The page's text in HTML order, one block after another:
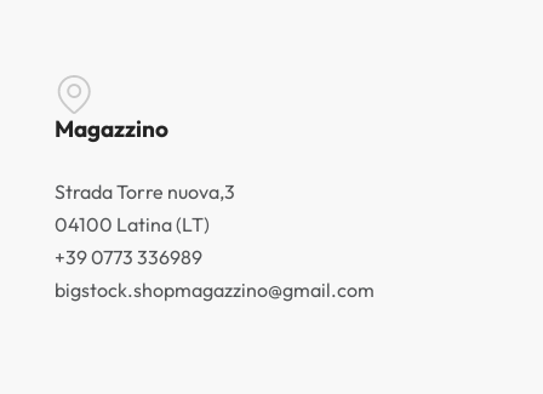
Magazzino
Strada Torre nuova,3
04100 Latina (LT)
+39 0773 336989
bigstock.shopmagazzino@gmail.com